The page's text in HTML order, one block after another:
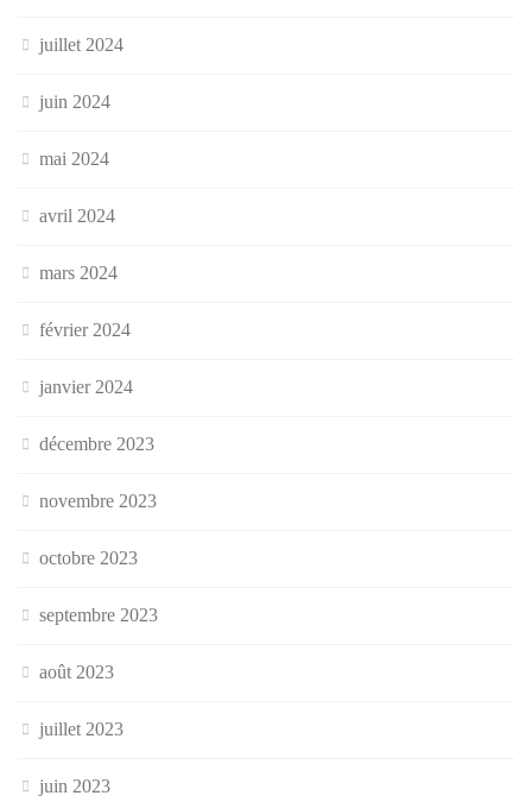
juillet 2024
juin 2024
mai 2024
avril 2024
mars 2024
février 2024
janvier 2024
décembre 2023
novembre 2023
octobre 2023
septembre 2023
août 2023
juillet 2023
juin 2023